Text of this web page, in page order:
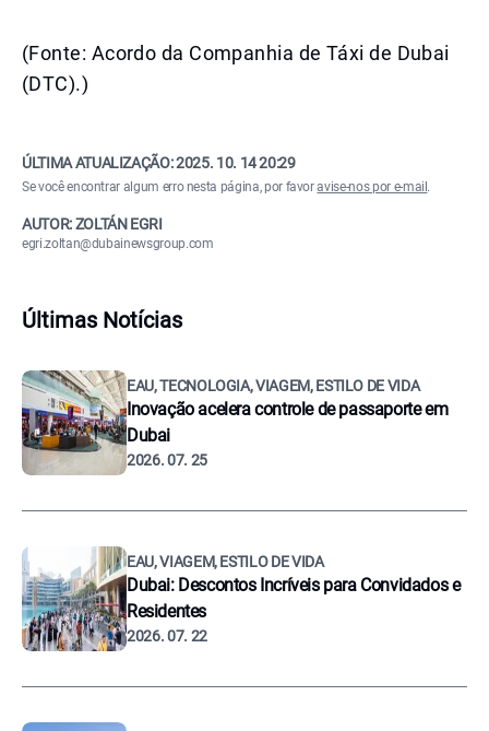
(Fonte: Acordo da Companhia de Táxi de Dubai
(DTC).)
ÚLTIMA ATUALIZAÇÃO:2025. 10. 14 20:29
Se você encontrar algum erro nesta página, por favoravise-nos por e-mail .
AUTOR: ZOLTÁN EGRI
egri.zoltan@dubainewsgroup.com
Últimas Notícias
EAU, TECNOLOGIA, VIAGEM, ESTILO DE VIDA
Inovação acelera controle de passaporte em
Dubai
2026. 07. 25
EAU, VIAGEM, ESTILO DE VIDA
Dubai: Descontos Incríveis para Convidados e
Residentes
2026. 07. 22